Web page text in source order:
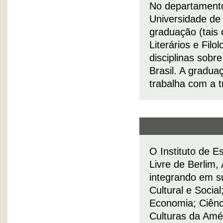
No
Universidade
graduação (tais
Literários e
disciplinas
Brasil. A
trabalha com a
O Instituto de
Livre de Berlim,
integrando em
Cultural e
Economia;
Culturas da